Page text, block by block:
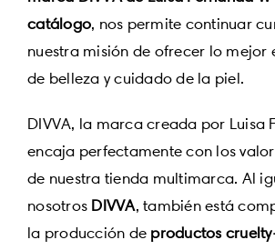
catálogo, nos permite continuar
nuestra misión de ofrecer lo mejor
de belleza y cuidado de la piel.
DIVVA, la marca creada por Luisa
encaja perfectamente con los
de nuestra tienda multimarca. Al
nosotros DIVVA, también está
la producción de productos